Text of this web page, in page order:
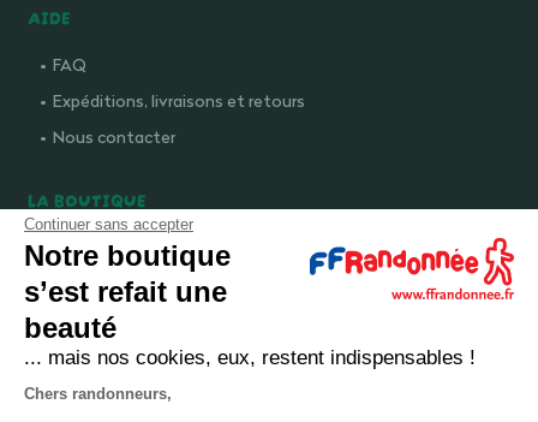
AIDE
FAQ
Expéditions, livraisons et retours
Nous contacter
LA BOUTIQUE
Qui sommes-nous ?
Comment devenir adhérent ?
Mentions légales
CGV et politique de confidentialité
Cookies
Continuer sans accepter
Notre boutique
s’est refait une
beauté
... mais nos cookies, eux, restent indispensables !
Chers randonneurs,